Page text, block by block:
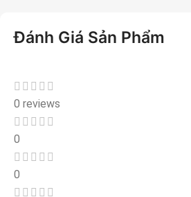
Đánh Giá Sản Phẩm
0 reviews
0
0